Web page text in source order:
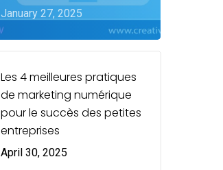
January 27, 2025
Les 4 meilleures pratiques
de marketing numérique
pour le succès des petites
entreprises
April 30, 2025